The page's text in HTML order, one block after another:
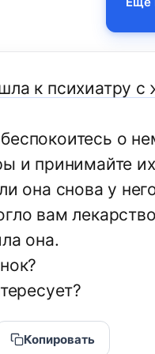
к психиатру с
о
и принимайте
она снова у
вам
она.
Копировать